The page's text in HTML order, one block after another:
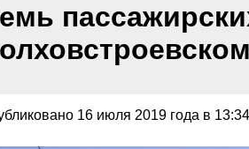
16 июля 2019 года в 13:34